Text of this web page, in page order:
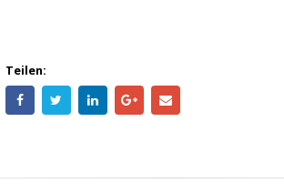
Teilen: